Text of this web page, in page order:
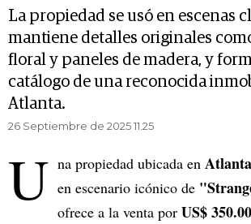
La propiedad se usó en escenas
mantiene detalles originales
floral y paneles de madera, y
catálogo de una reconocida
Atlanta.
26 Septiembre de 2025 11.25
U na propiedad ubicada en Atlanta
en escenario icónico de
ofrece a la venta por US$